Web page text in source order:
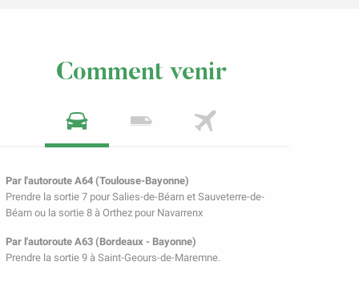
Comment venir
Par l'autoroute A64 (Toulouse-Bayonne)
Prendre la sortie 7 pour Salies-de-Béarn et Sauveterre-de-
Béarn ou la sortie 8 à Orthez pour Navarrenx
Par l'autoroute A63 (Bordeaux - Bayonne)
Prendre la sortie 9 à Saint-Geours-de-Maremne.